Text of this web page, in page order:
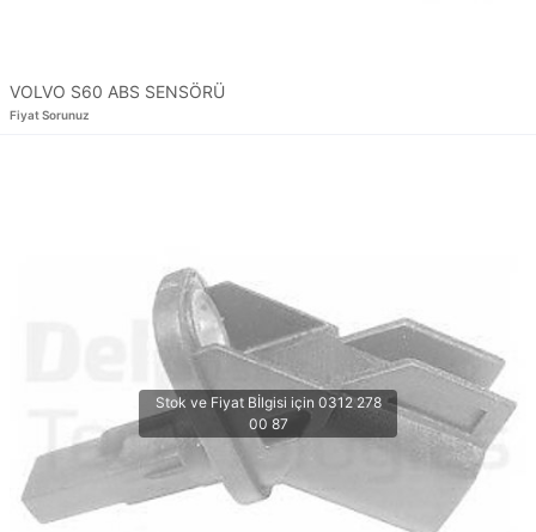
VOLVO S60 ABS SENSÖRÜ
Fiyat Sorunuz